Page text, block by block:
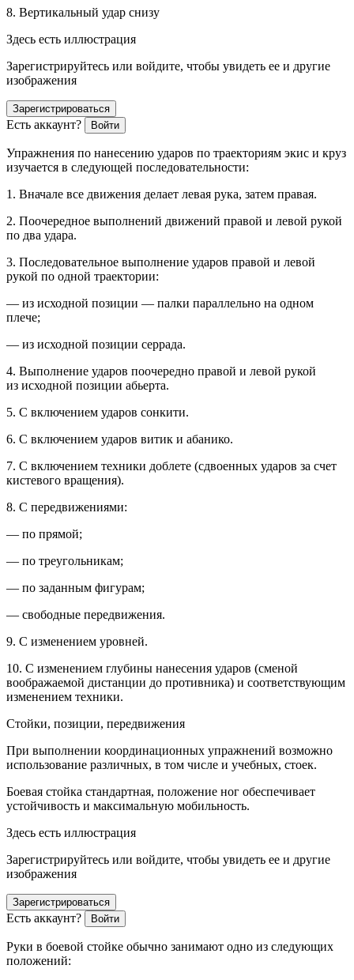
8. Вертикальный удар снизу
Здесь есть иллюстрация
Зарегистрируйтесь или войдите, чтобы увидеть ее и другие
изображения
Зарегистрироваться
Есть аккаунт? Войти
Упражнения по нанесению ударов по траекториям экис и круз
изучается в следующей последовательности:
1. Вначале все движения делает левая рука, затем правая.
2. Поочередное выполнений движений правой и левой рукой
по два удара.
3. Последовательное выполнение ударов правой и левой
рукой по одной траектории:
— из исходной позиции — палки параллельно на одном
плече;
— из исходной позиции серрада.
4. Выполнение ударов поочередно правой и левой рукой
из исходной позиции абьерта.
5. С включением ударов сонкити.
6. С включением ударов витик и абанико.
7. С включением техники доблете (сдвоенных ударов за счет
кистевого вращения).
8. С передвижениями:
— по прямой;
— по треугольникам;
— по заданным фигурам;
— свободные передвижения.
9. С изменением уровней.
10. С изменением глубины нанесения ударов (сменой
воображаемой дистанции до противника) и соответствующим
изменением техники.
Стойки, позиции, передвижения
При выполнении координационных упражнений возможно
использование различных, в том числе и учебных, стоек.
Боевая стойка стандартная, положение ног обеспечивает
устойчивость и максимальную мобильность.
Здесь есть иллюстрация
Зарегистрируйтесь или войдите, чтобы увидеть ее и другие
изображения
Зарегистрироваться
Есть аккаунт? Войти
Руки в боевой стойке обычно занимают одно из следующих
положений: